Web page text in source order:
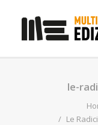
IN EVIDENZAle-
Le